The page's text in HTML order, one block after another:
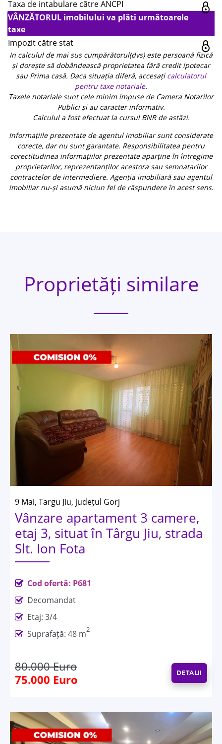
Taxa de intabulare către ANCPI
VÂNZĂTORUL imobilului va plăti următoarele
taxe
Impozit către stat
In calculul de mai sus cumpărătorul(dvs) este persoană fizică
și dorește să dobândească proprietatea fără credit ipotecar
sau Prima casă. Daca situația diferă, accesați calculatorul
pentru taxe notariale.
Taxele notariale sunt cele minim impuse de Camera Notarilor
Publici și au caracter informativ.
Calculul a fost efectuat la cursul BNR de astăzi.
Informațiile prezentate de agentul imobiliar sunt considerate
corecte, dar nu sunt garantate. Responsibilitatea pentru
corectitudinea informațiilor prezentate aparține în întregime
proprietarilor, reprezentanților acestora sau semnatarilor
contractelor de intermediere. Agenția imobiliară sau agentul
imobiliar nu-și asumă niciun fel de răspundere în acest sens.
Proprietăți similare
9 Mai, Targu Jiu, județul Gorj
Vânzare apartament 3 camere,
etaj 3, situat în Târgu Jiu, strada
Slt. Ion Fota
Cod ofertă: P681
Decomandat
Etaj: 3/4
Suprafață: 48 m2
80.000 Euro
75.000 Euro
DETALII